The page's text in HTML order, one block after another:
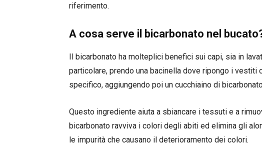
riferimento.
A cosa serve il bicarbonato nel
Il bicarbonato ha molteplici benefici sui capi, sia in
particolare, prendo una bacinella dove ripongo i vestiti
specifico, aggiungendo poi un cucchiaino di
Questo ingrediente aiuta a sbiancare i tessuti e a
bicarbonato ravviva i colori degli abiti ed elimina gli
le impurità che causano il deterioramento dei colori.